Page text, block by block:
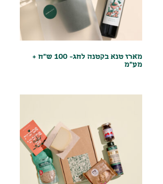
מארז טנא בקטנה לחג- 100 ש"ח +
מע"מ